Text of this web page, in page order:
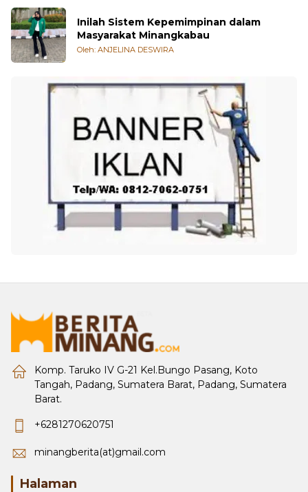
Inilah Sistem Kepemimpinan dalam
Masyarakat Minangkabau
Oleh: ANJELINA DESWIRA
Komp. Taruko IV G-21 Kel.Bungo Pasang, Koto
Tangah, Padang, Sumatera Barat, Padang, Sumatera
Barat.
+6281270620751
minangberita(at)gmail.com
Halaman